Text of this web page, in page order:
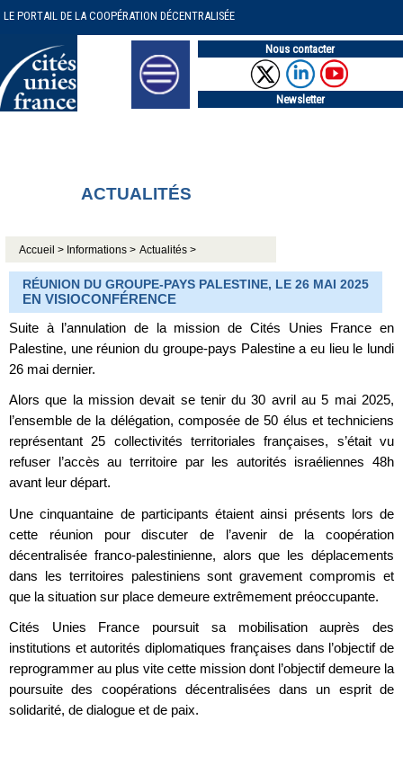
LE PORTAIL DE LA COOPÉRATION DÉCENTRALISÉE
Nous contacter
Newsletter
ACTUALITÉS
Accueil > Informations > Actualités >
RÉUNION DU GROUPE-PAYS PALESTINE, LE 26 MAI 2025
EN VISIOCONFÉRENCE
Suite à l’annulation de la mission de Cités Unies France en
Palestine, une réunion du groupe-pays Palestine a eu lieu le lundi
26 mai dernier.
Alors que la mission devait se tenir du 30 avril au 5 mai 2025,
l’ensemble de la délégation, composée de 50 élus et techniciens
représentant 25 collectivités territoriales françaises, s’était vu
refuser l’accès au territoire par les autorités israéliennes 48h
avant leur départ.
Une cinquantaine de participants étaient ainsi présents lors de
cette réunion pour discuter de l’avenir de la coopération
décentralisée franco-palestinienne, alors que les déplacements
dans les territoires palestiniens sont gravement compromis et
que la situation sur place demeure extrêmement préoccupante.
Cités Unies France poursuit sa mobilisation auprès des
institutions et autorités diplomatiques françaises dans l’objectif de
reprogrammer au plus vite cette mission dont l’objectif demeure la
poursuite des coopérations décentralisées dans un esprit de
solidarité, de dialogue et de paix.